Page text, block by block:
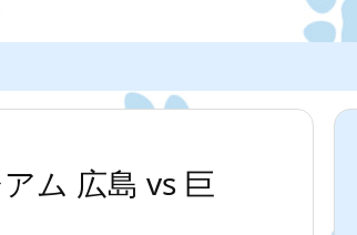
ム 広島 vs 巨